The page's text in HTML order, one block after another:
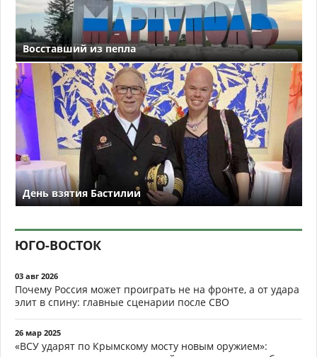
Восставший из пепла
День взятия Бастилии
ЮГО-ВОСТОК
03 авг 2026
Почему Россия может проиграть не на фронте, а от удара
элит в спину: главные сценарии после СВО
26 мар 2025
«ВСУ ударят по Крымскому мосту новым оружием»: